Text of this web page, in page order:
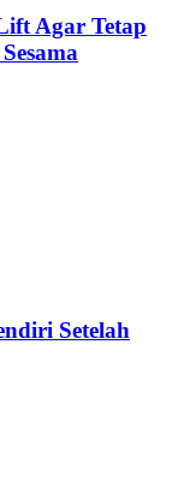
Agar Tetap
Setelah